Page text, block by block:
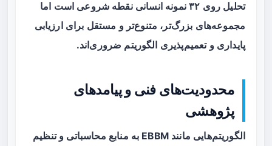
تحلیل روی ۳۲ نمونه انسانی نقطه شروعی است اما
مجموعه‌های بزرگ‌تر، متنوع‌تر و مستقل برای ارزیابی
پایداری و تعمیم‌پذیری الگوریتم ضروری‌اند.
محدودیت‌های فنی و پیامدهای
پژوهشی
الگوریتم‌هایی مانند EBBM به منابع محاسباتی و تنظیم